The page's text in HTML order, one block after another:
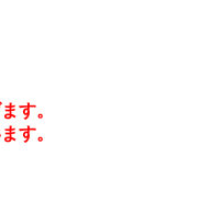
す。
す。